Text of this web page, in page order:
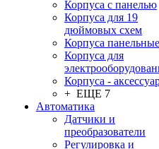
Корпуса с панелью
Корпуса для 19
дюймовых схем
Корпуса панельные
Корпуса для
Корпуса -
+ ЕЩЕ 7
Автоматика
Датчики и
преобразователи
Регулировка и